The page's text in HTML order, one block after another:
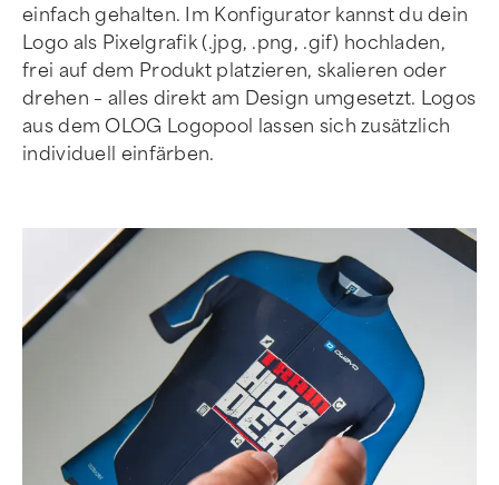
einfach gehalten. Im Konfigurator kannst du dein
Logo als Pixelgrafik (.jpg, .png, .gif) hochladen,
frei auf dem Produkt platzieren, skalieren oder
drehen – alles direkt am Design umgesetzt. Logos
aus dem OLOG Logopool lassen sich zusätzlich
individuell einfärben.